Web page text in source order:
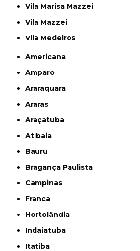
Vila Marisa Mazzei
Vila Mazzei
Vila Medeiros
Americana
Amparo
Araraquara
Araras
Araçatuba
Atibaia
Bauru
Bragança Paulista
Campinas
Franca
Hortolândia
Indaiatuba
Itatiba